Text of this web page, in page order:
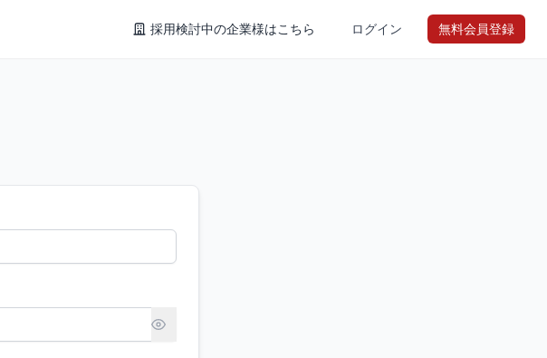
採用検討中の企業様はこちら ログイン 無料会員登録